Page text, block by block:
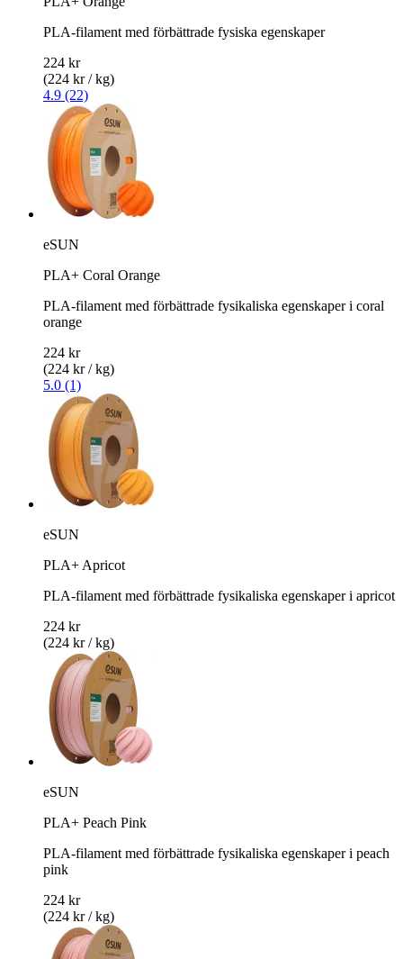
PLA-filament med förbättrade fysiska egenskaper
224 kr
(224 kr / kg)
4.9 (22)
eSUN
PLA+ Coral Orange
PLA-filament med förbättrade fysikaliska egenskaper i coral
orange
224 kr
(224 kr / kg)
5.0 (1)
eSUN
PLA+ Apricot
PLA-filament med förbättrade fysikaliska egenskaper i apricot
224 kr
(224 kr / kg)
eSUN
PLA+ Peach Pink
PLA-filament med förbättrade fysikaliska egenskaper i peach
pink
224 kr
(224 kr / kg)